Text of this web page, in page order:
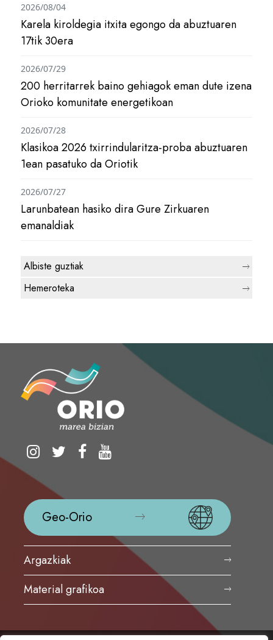
Karela kiroldegia itxita egongo da abuztuaren
17tik 30era
2026/08/04
200 herritarrek baino gehiagok eman dute izena
Orioko komunitate energetikoan
2026/07/29
Klasikoa 2026 txirrindularitza-proba abuztuaren
1ean pasatuko da Oriotik
2026/07/28
Larunbatean hasiko dira Gure Zirkuaren
emanaldiak
2026/07/27
Albiste guztiak
Hemeroteka
Geo-Orio
Argazkiak
Material grafikoa